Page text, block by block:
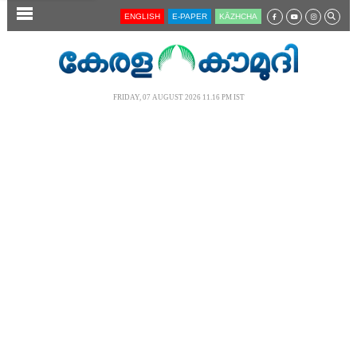
SECTIONS ENGLISH E-PAPER KĀZHCHA
FRIDAY, 07 AUGUST 2026 11.16 PM IST